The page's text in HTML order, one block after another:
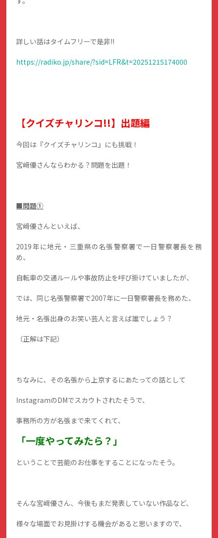
詳しい話はタイムフリーで是非!!
https://radiko.jp/share/?sid=LFR&t=20251215174000
【クイズチャリンコ!!】出題編
今回は『クイズチャリンコ』にも挑戦！
宮﨑優さんならわかる？問題を出題！
■問題①
宮﨑優さんといえば、
2019年に地元・三重県の名張警察署で一日警察署長を務
め、
自転車の交通ルールや事故防止を呼び掛けていましたが、
では、同じ名張警察署で2007年に一日警察署長を務めた、
地元・名張出身のお笑い芸人と言えば誰でしょう？
（正解は下記）
ちなみに、その名張から上京するにあたっての話として
InstagramのDMでスカウトされたそうで、
事務所の方が名張まで来てくれて、
「一度やってみたら？」
ということで芸能のお仕事をすることになったそう。
そんな宮﨑優さん、今後もまだ発表していない作品など、
様々な場面でお見掛けする機会があると思いますので、